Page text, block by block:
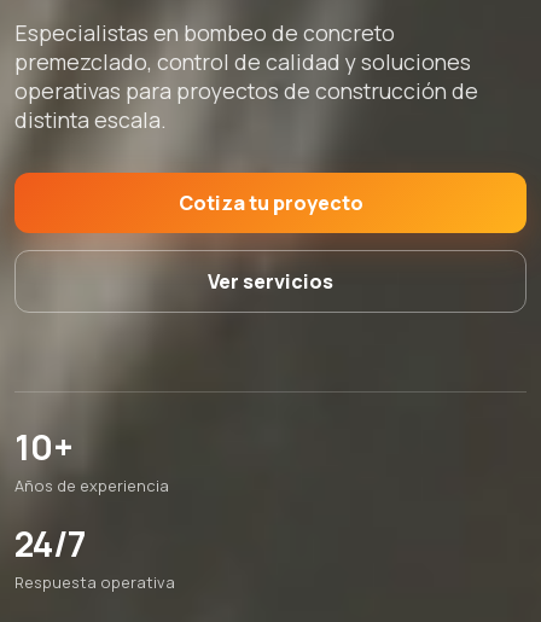
Especialistas en bombeo de concreto
premezclado, control de calidad y soluciones
operativas para proyectos de construcción de
distinta escala.
Cotiza tu proyecto
Ver servicios
10+
Años de experiencia
24/7
Respuesta operativa